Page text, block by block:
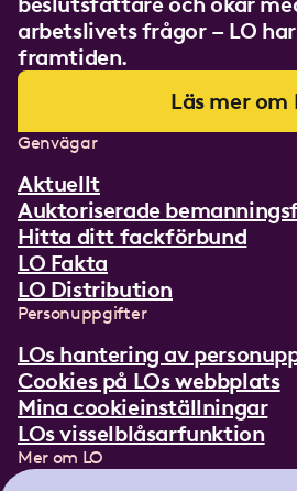
arbetslivets frågor – LO
framtiden.
Läs mer om
Genvägar
Aktuellt
Auktoriserade
Hitta ditt fackförbund
LO Fakta
LO Distribution
Personuppgifter
LOs hantering av
Cookies på LOs webbplats
Mina cookieinställningar
LOs visselblåsarfunktion
Mer om LO